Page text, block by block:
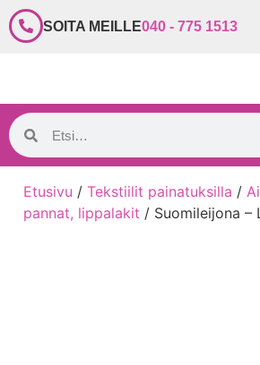
SOITA MEILLE040 - 775 1513
Etusivu / Tekstiilit painatuksilla /
pannat, lippalakit / Suomileijona –